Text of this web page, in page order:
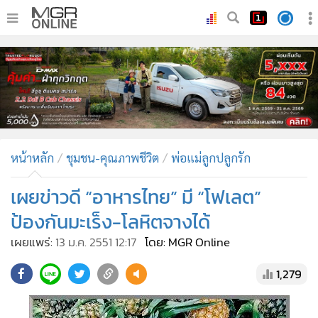
• หน้าหลัก
• ทันเหตุการณ์
• ภาคใต้
• ภูมิภาค
• บันเทิง
ผู้จัดการรายวัน
• คอลัมนิสต์
• ละคร
• Cyber BIZ
ผู้จัดกวน
หน้าหลัก ชุมชน-คุณภาพชีวิต พ่อแม่ลูกปลูกรัก
เผยข่าวดี “อาหารไทย” มี “โฟเลต”
ป้องกันมะเร็ง-โลหิตจางได้
เผยแพร่: 13 ม.ค. 2551 12:17 โดย: MGR Online
1,279